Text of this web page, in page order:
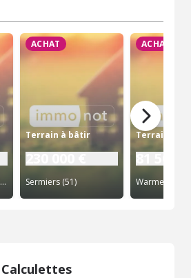
Vésigneul-sur-Marne (51)
ACHAT
Terrain à bâtir
230 000 €
Sermiers (51)
ACHAT
Terrain à
81 500 €
Warmeriville
Calculettes